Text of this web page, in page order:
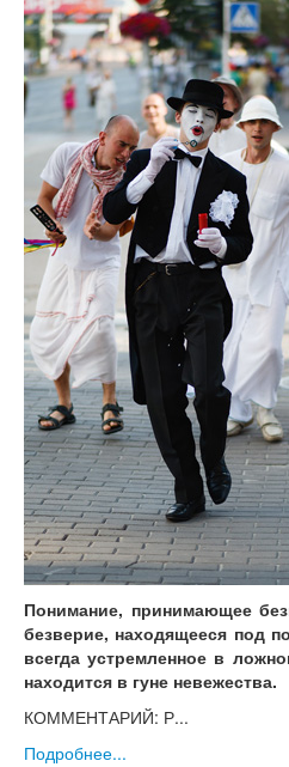
Понимание, принимающее
безверие, находящееся под
всегда устремленное в
находится в гуне невежества.
КОММЕНТАРИЙ: Р...
Подробнее...